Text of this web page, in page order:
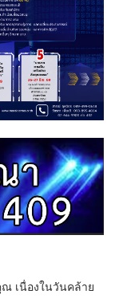
เนื่องในวันคล้าย